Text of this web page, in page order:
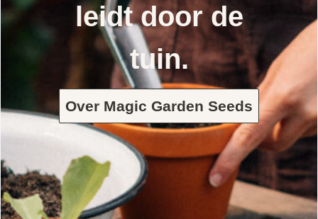
leidt door de
tuin.
Over Magic Garden Seeds